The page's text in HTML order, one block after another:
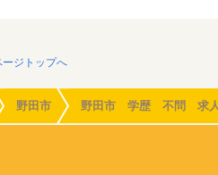
ージトップへ
野田市 野田市 学歴 不問 求